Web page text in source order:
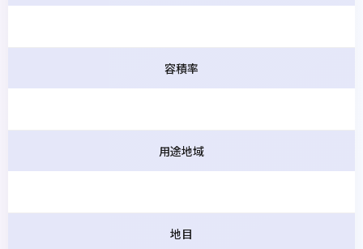
容積率
用途地域
地目